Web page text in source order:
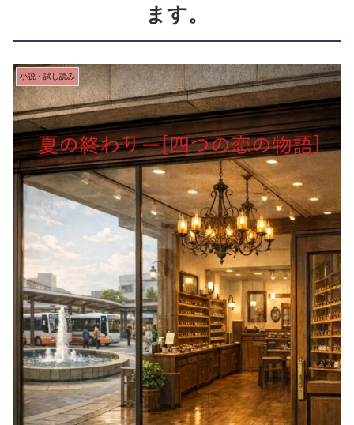
ます。
小説・試し読み